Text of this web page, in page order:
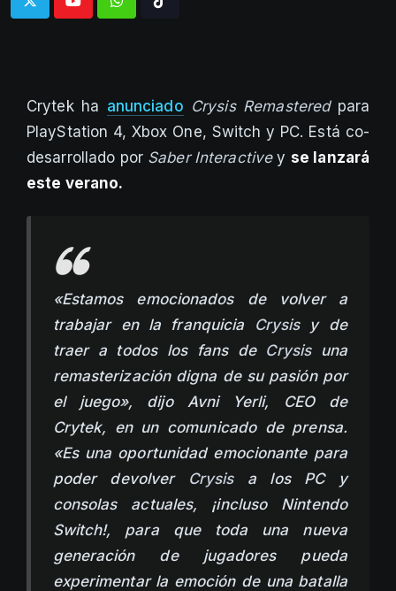
WhatsappTiktok
Crytek ha anunciado Crysis Remasteredpara
PlayStation 4, Xbox One, Switch y PC. Está co-
desarrollado por Saber Interactivey se lanzará
este verano.
«Estamos emocionados de volver a
trabajar en la franquicia
Crysisy de
traer a todos los fans de Crysisuna
remasterización digna de su pasión por
el juego», dijo Avni Yerli, CEO de
Crytek, en un comunicado de prensa.
«Es una oportunidad emocionante para
poder devolver
Crysisa los PC y
consolas actuales, ¡incluso Nintendo
Switch!, para que toda una nueva
generación de jugadores pueda
experimentar la emoción de una batalla